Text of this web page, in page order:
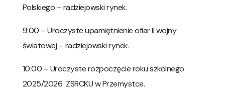
Polskiego – radziejowski rynek.
9:00 – Uroczyste upamiętnienie ofiar II wojny
światowej – radziejowski rynek.
10:00 – Uroczyste rozpoczęcie roku szkolnego
2025/2026 ZSRCKU w Przemystce.